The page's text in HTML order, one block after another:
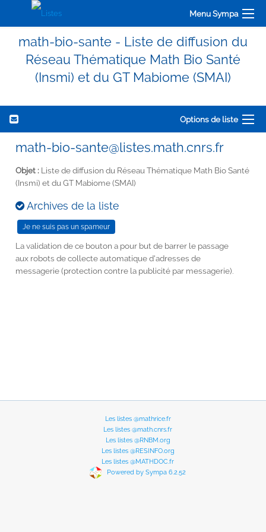
Menu Sympa
math-bio-sante - Liste de diffusion du
Réseau Thématique Math Bio Santé
(Insmi) et du GT Mabiome (SMAI)
Options de liste
math-bio-sante@listes.math.cnrs.fr
Objet : Liste de diffusion du Réseau Thématique Math Bio Santé
(Insmi) et du GT Mabiome (SMAI)
Archives de la liste
La validation de ce bouton a pour but de barrer le passage
aux robots de collecte automatique d'adresses de
messagerie (protection contre la publicité par messagerie).
Les listes @mathrice.fr
Les listes @math.cnrs.fr
Les listes @RNBM.org
Les listes @RESINFO.org
Les listes @MATHDOC.fr
Powered by Sympa 6.2.52